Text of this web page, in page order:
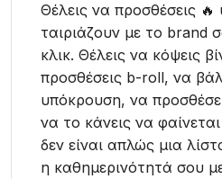
Θέλεις να προσθέσεις
ταιριάζουν με το brand
κλικ. Θέλεις να κόψεις
προσθέσεις b-roll, να
υπόκρουση, να
να το κάνεις να
δεν είναι απλώς μια
η καθημερινότητά σου